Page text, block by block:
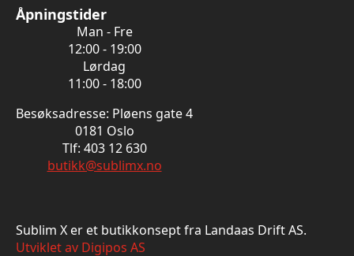
Åpningstider
Man - Fre
12:00 - 19:00
Lørdag
11:00 - 18:00
Besøksadresse: Pløens gate 4
0181 Oslo
Tlf: 403 12 630
butikk@sublimx.no
Sublim X er et butikkonsept fra Landaas Drift AS.
Utviklet av Digipos AS